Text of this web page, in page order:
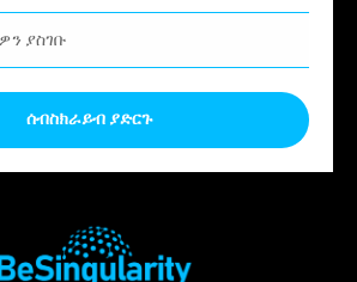
ሰብስክራይብ ያድርጉ